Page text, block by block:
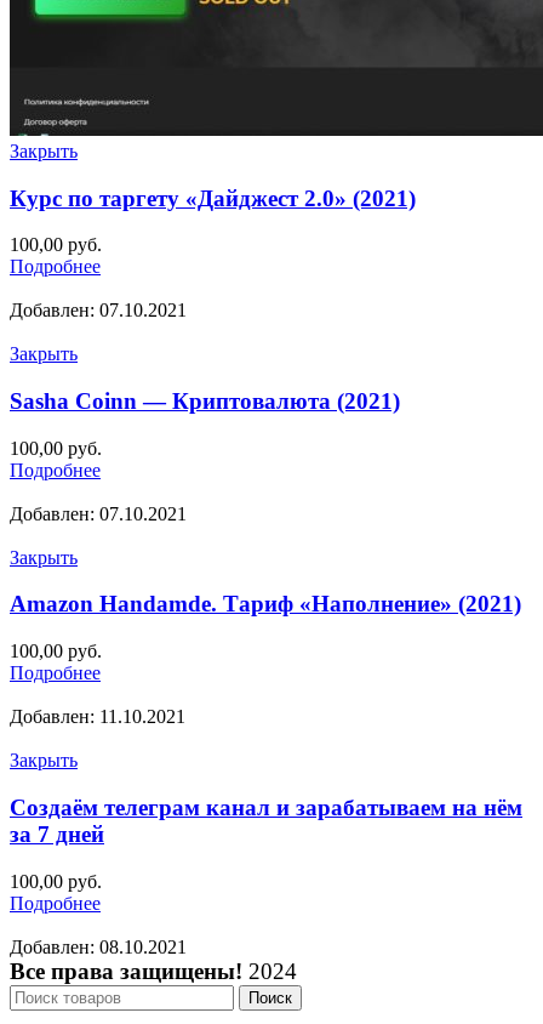
Закрыть
Курс по таргету «Дайджест 2.0» (2021)
100,00 руб.
Подробнее
Добавлен: 07.10.2021
Закрыть
Sasha Coinn — Криптовалюта (2021)
100,00 руб.
Подробнее
Добавлен: 07.10.2021
Закрыть
Amazon Handamde. Тариф «Наполнение» (2021)
100,00 руб.
Подробнее
Добавлен: 11.10.2021
Закрыть
Создаём телеграм канал и зарабатываем на нём
за 7 дней
100,00 руб.
Подробнее
Добавлен: 08.10.2021
Все права защищены! 2024
Поиск